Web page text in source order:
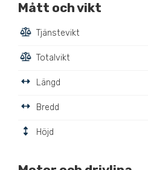
Mått och vikt
Tjänstevikt
Totalvikt
Längd
Bredd
Höjd